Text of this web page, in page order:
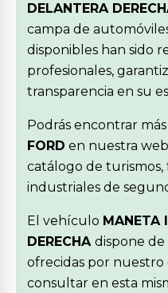
DELANTERA
campa de
disponibles han sido
profesionales,
transparencia en su
Podrás encontrar
FORD en nuestra
catálogo de
industriales de
El vehículo MANETA
DERECHA dispone
ofrecidas por nuestro
consultar en esta